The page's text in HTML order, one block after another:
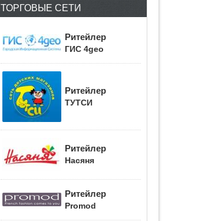
ТОРГОВЫЕ СЕТИ
Ритейлер
ГИС 4geo
Ритейлер
ТУТСИ
Ритейлер
Насяня
Ритейлер
Promod